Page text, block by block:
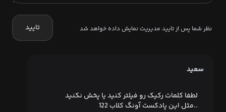
نظر شما پس از تایید مدیریت نمایش داده خواهد شد تایید
سعید
لطفا کلمات رکیک رو فیلتر کنید یا پخش نکنید
..مثل این پادکست آونگ کلاب 122